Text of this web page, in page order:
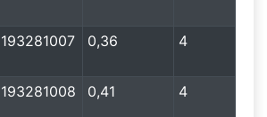
193281007 0,36 4
193281008 0,41 4